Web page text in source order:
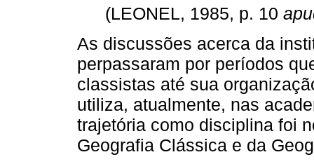
(LEONEL, 1985, p. 10
As discussões acerca da
perpassaram por períodos
classistas até sua
utiliza, atualmente, nas
trajetória como disciplina foi
Geografia Clássica e da